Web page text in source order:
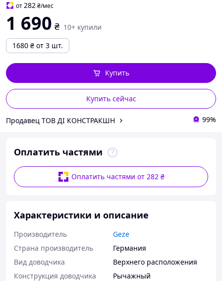
от282₴/мес
1 690 ₴ 10+ купили
1680 ₴ от 3 шт.
Купить сейчас
Купить
Продавец ТОВ ДІ КОНСТРАКШН 99%
Оплатить частями
Оплатить частями от 282 ₴
Характеристики и описание
Производитель
Geze
Страна производитель
Германия
Вид доводчика
Верхнего расположения
Конструкция доводчика
Рычажный